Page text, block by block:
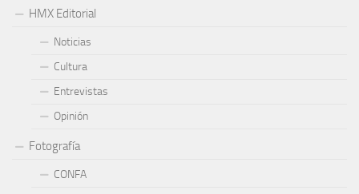
HMX Editorial
Noticias
Cultura
Entrevistas
Opinión
Fotografía
CONFA